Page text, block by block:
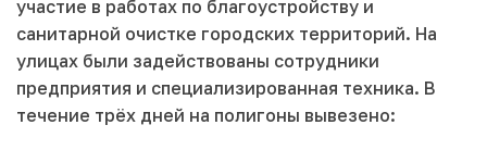
участие в работах по благоустройству и
санитарной очистке городских территорий. На
улицах были задействованы сотрудники
предприятия и специализированная техника. В
течение трёх дней на полигоны вывезено: